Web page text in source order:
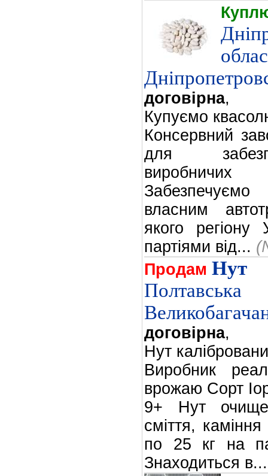
договірна,
Купуємо
Консервний
для
Забезпечуємо
власним
якого
партіями від...
Продам Нут
договірна,
Нут
Виробник
врожаю Сорт
9+ Нут
сміття,
по 25 кг на
Знаходиться